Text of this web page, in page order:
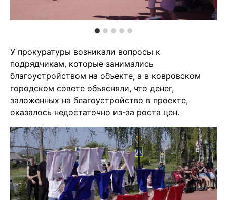
У прокуратуры возникали вопросы к
подрядчикам, которые занимались
благоустройством на объекте, а в ковровском
городском совете объясняли, что денег,
заложенных на благоустройство в проекте,
оказалось недостаточно из-за роста цен.